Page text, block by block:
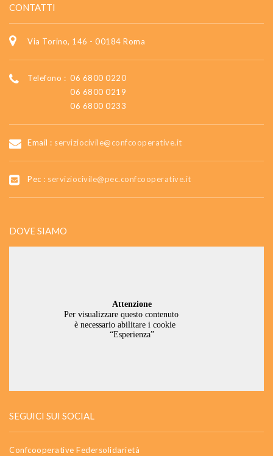
CONTATTI
Via Torino, 146 - 00184 Roma
Telefono : 06 6800 0220
06 6800 0219
06 6800 0233
Email : serviziocivile@confcooperative.it
Pec : serviziocivile@pec.confcooperative.it
DOVE SIAMO
SEGUICI SUI SOCIAL
Confcooperative Federsolidarietà